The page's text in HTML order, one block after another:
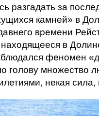
разгадать за
камней» в
времени
в
феномен
голову множество
некая